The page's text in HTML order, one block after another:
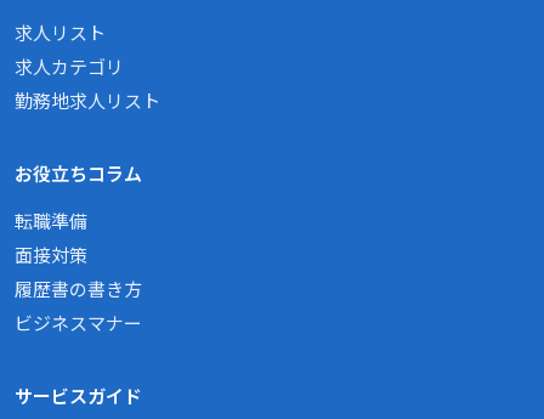
求人リスト
求人カテゴリ
勤務地求人リスト
お役立ちコラム
転職準備
面接対策
履歴書の書き方
ビジネスマナー
サービスガイド